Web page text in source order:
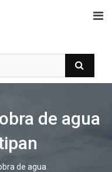
de agua
de agua